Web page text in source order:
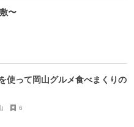
〜
使って岡山グルメ食べまくりの
6